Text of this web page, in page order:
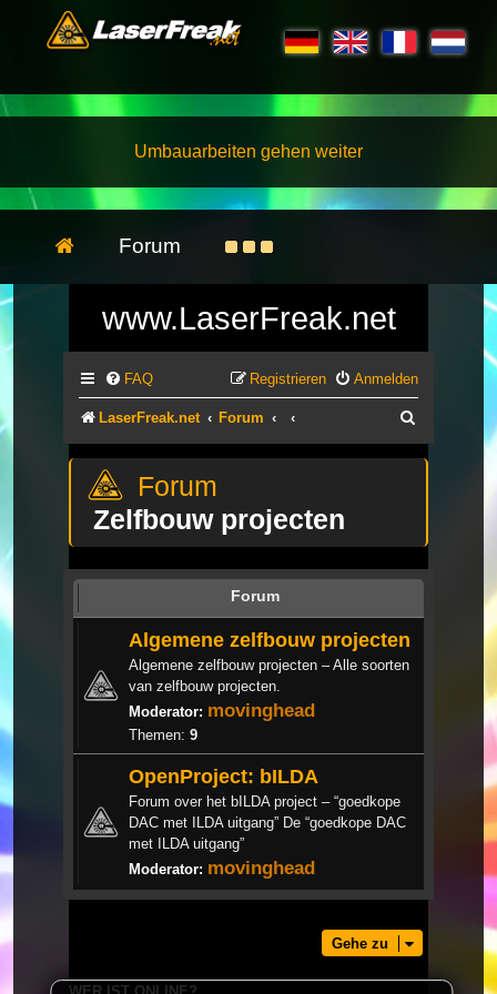
Umbauarbeiten gehen weiter
Forum
www.LaserFreak.net
FAQ Anmelden
Registrieren
LaserFreak.net Forum
Zelfbouw projecten
Forum
Algemene zelfbouw projecten
Algemene zelfbouw projecten – Alle soorten
van zelfbouw projecten.
Moderator: movinghead
Themen: 9
OpenProject: bILDA
Forum over het bILDA project – “goedkope
DAC met ILDA uitgang” De “goedkope DAC
met ILDA uitgang”
Moderator: movinghead
Gehe zu